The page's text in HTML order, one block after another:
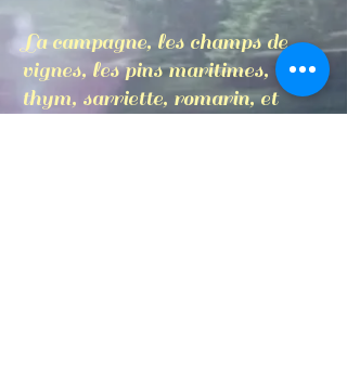
La campagne, les champs de
vignes, les pins maritimes,
thym, sarriette, romarin, et